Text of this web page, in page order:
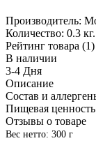
Производитель:
Количество: 0.3 кг.
Рейтинг товара (1)
В наличии
3-4 Дня
Описание
Состав и
Пищевая
Отзывы о товаре
Вес нетто: 300 г